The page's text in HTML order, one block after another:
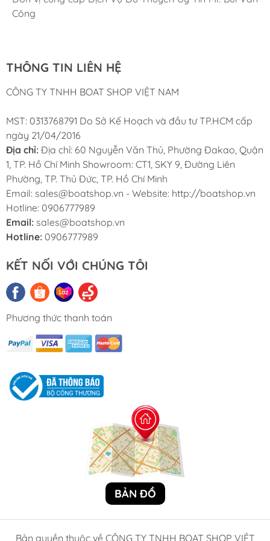
Khóa S31135 thường được sử dụng cho:
Khóa nắp hầm chữ nhật Inox 316L S31135 là lựa chọn
phù hợp cho người cần phụ kiện tàu thuyền bền đẹp,
chống gỉ và sử dụng ổn định lâu dài ngoài môi trường
biển.
Boat Shop VN – Zalo 0906777989 – Website:
http://boatshop.vn
Tags:#boatshop #cano #boatshopvn #phukiencano
Công
Cung ứng sản phẩm nhanh chóng chuyên nghiệp
Chúng tôi có thể mua những sản phẩm tốt ngay tại Việt
THÔNG TIN LIÊN HỆ
CÔNG TY TNHH BOAT SHOP VIỆT NAM
MST: 0313768791 Do Sở Kế Hoạch và đầu tư TP.HCM cấp
ngày 21/04/2016
Địa chỉ: Địa chỉ: 60 Nguyễn Văn Thủ, Phường Đakao, Quận
1, TP. Hồ Chí Minh Showroom: CT1, SKY 9, Đường Liên
Phường, TP. Thủ Đức, TP. Hồ Chí Minh
Email: sales@boatshop.vn - Website: http://boatshop.vn
Hotline: 0906777989
Email: sales@boatshop.vn
Hotline: 0906777989
KẾT NỐI VỚI CHÚNG TÔI
Phương thức thanh toán
BẢN ĐỒ
Bản quyền thuộc về CÔNG TY TNHH BOAT SHOP VIỆT